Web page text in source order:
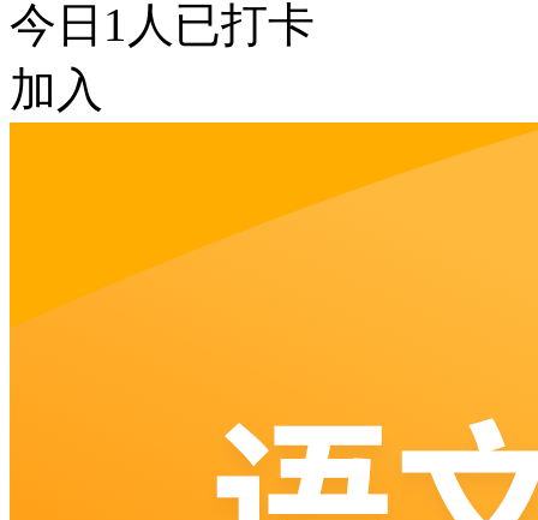
今日 1 人已打卡
加入